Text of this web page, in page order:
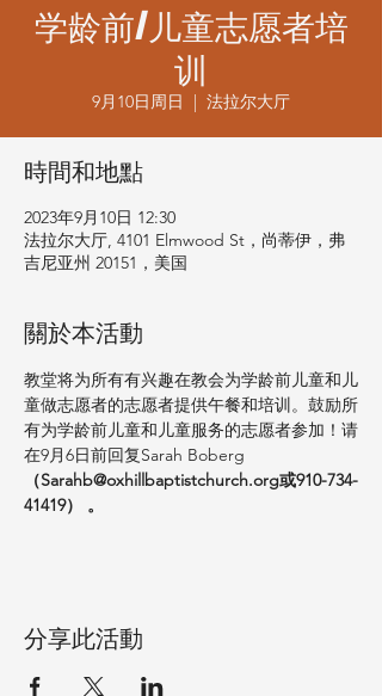
学龄前/儿童志愿者培
训
9月10日周日
  |
法拉尔大厅
時間和地點
2023年9月10日 12:30
法拉尔大厅, 4101 Elmwood St，尚蒂伊，弗
吉尼亚州 20151，美国
關於本活動
教堂将为所有有兴趣在教会为学龄前儿童和儿
童做志愿者的志愿者提供午餐和培训。鼓励所
有为学龄前儿童和儿童服务的志愿者参加！请
在9月6日前回复Sarah Boberg
（Sarahb@oxhillbaptistchurch.org或910-734-
41419）
。
分享此活動